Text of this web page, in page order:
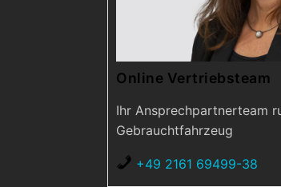
Online Vertriebsteam
Ihr Ansprechpartnerteam
Gebrauchtfahrzeug
+49 2161 69499-38